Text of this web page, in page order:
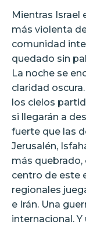
Mientras Israel
más violenta
comunidad
quedado sin
La noche se
claridad
los cielos
si llegarán a
fuerte que las
Jerusalén,
más quebrado,
centro de este
regionales
e Irán. Una
internacional.